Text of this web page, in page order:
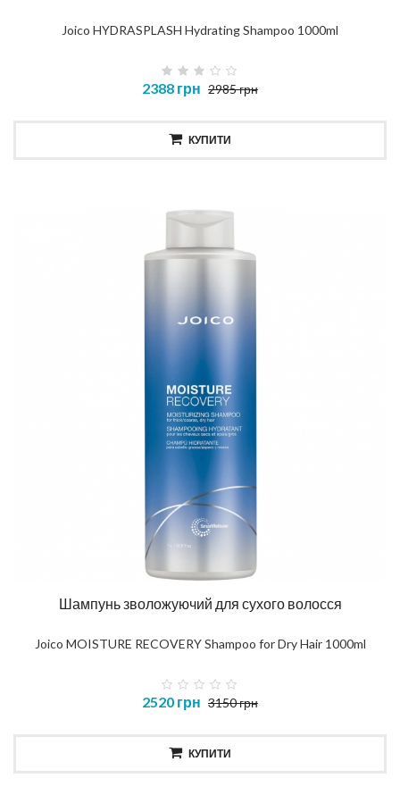
Joico HYDRASPLASH Hydrating Shampoo 1000ml
2388 грн 2985 грн
КУПИТИ
Шампунь зволожуючий для сухого волосся
Joico MOISTURE RECOVERY Shampoo for Dry Hair 1000ml
2520 грн 3150 грн
КУПИТИ